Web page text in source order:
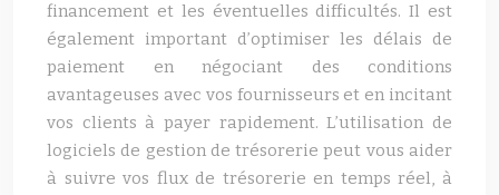
financement et les éventuelles difficultés. Il est
également important d’optimiser les délais de
paiement en négociant des conditions
avantageuses avec vos fournisseurs et en incitant
vos clients à payer rapidement. L’utilisation de
logiciels de gestion de trésorerie peut vous aider
à suivre vos flux de trésorerie en temps réel, à